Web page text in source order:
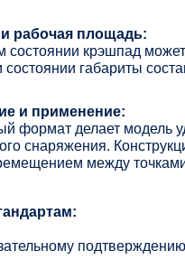
рабочая площадь:
состоянии крэшпад
состоянии габариты
и применение:
формат делает модель
снаряжения.
между
подтверждению